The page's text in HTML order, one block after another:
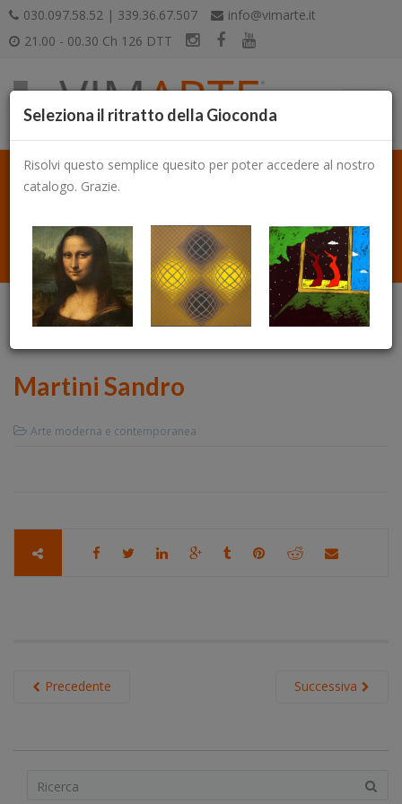
030.097.58.52 | 339.36.67.507
info@vimarte.it
21.00 - 00.30 Ch 126 DTT
Martini Sandro
Arte moderna e contemporanea
Successiva
Precedente
Seleziona il ritratto della Gioconda
Risolvi questo semplice quesito per poter accedere al nostro
catalogo. Grazie.